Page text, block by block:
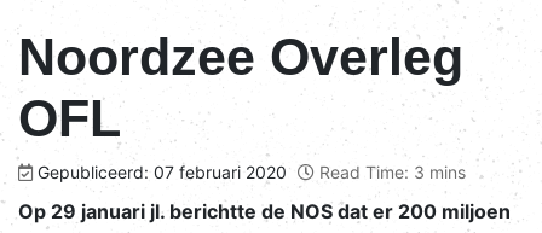
Noordzee Overleg
OFL
Gepubliceerd: 07 februari 2020 Read Time: 3 mins
Op 29 januari jl. berichtte de NOS dat er 200 miljoen